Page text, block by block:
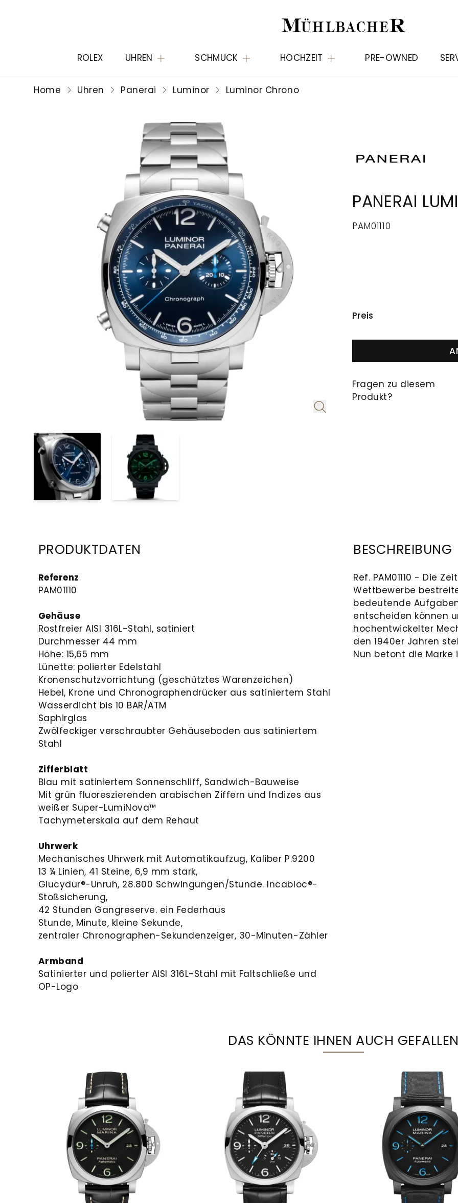
ROLEX UHREN SCHMUCK HOCHZEIT PRE-OWNED
Home Uhren Panerai Luminor Luminor Chrono
PANERAI
PAM01110
Preis
Fragen zu diesem
Produkt?
PRODUKTDATEN
Referenz
PAM01110
Gehäuse
Rostfreier AISI 316L-Stahl, satiniert
Durchmesser 44 mm
Höhe: 15,65 mm
Lünette: polierter Edelstahl
Kronenschutzvorrichtung (geschütztes Warenzeichen)
Hebel, Krone und Chronographendrücker aus satiniertem Stahl
Wasserdicht bis 10 BAR/ATM
Saphirglas
Zwölfeckiger verschraubter Gehäuseboden aus satiniertem
Stahl
Zifferblatt
Blau mit satiniertem Sonnenschliff, Sandwich-Bauweise
Mit grün fluoreszierenden arabischen Ziffern und Indizes aus
weißer Super-LumiNova™
Tachymeterskala auf dem Rehaut
Uhrwerk
Mechanisches Uhrwerk mit Automatikaufzug, Kaliber P.9200
13 ¼ Linien, 41 Steine, 6,9 mm stark,
Glucydur®-Unruh, 28.800 Schwingungen/Stunde. Incabloc®-
Stoßsicherung,
42 Stunden Gangreserve. ein Federhaus
Stunde, Minute, kleine Sekunde,
zentraler Chronographen-Sekundenzeiger, 30-Minuten-Zähler
Armband
Satinierter und polierter AISI 316L-Stahl mit Faltschließe und
OP-Logo
BESCHREIBUNG
Ref. PAM01110 - Die
Wettbewerbe
bedeutende
entscheiden können
hochentwickelter
den 1940er Jahren
Nun betont die Marke
DAS KÖNNTE IHNEN AUCH